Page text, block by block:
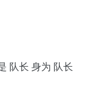
队长 身为 队长